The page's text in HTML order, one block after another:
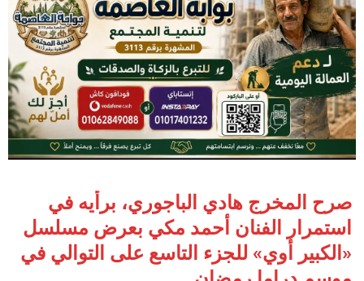
صرح المخرج هادي الباجوري، برأيه في
استمرار الفنان أحمد مكي بعرض مسلسل
«الكبير أوي» للجزء ‏التاسع على التوالي في